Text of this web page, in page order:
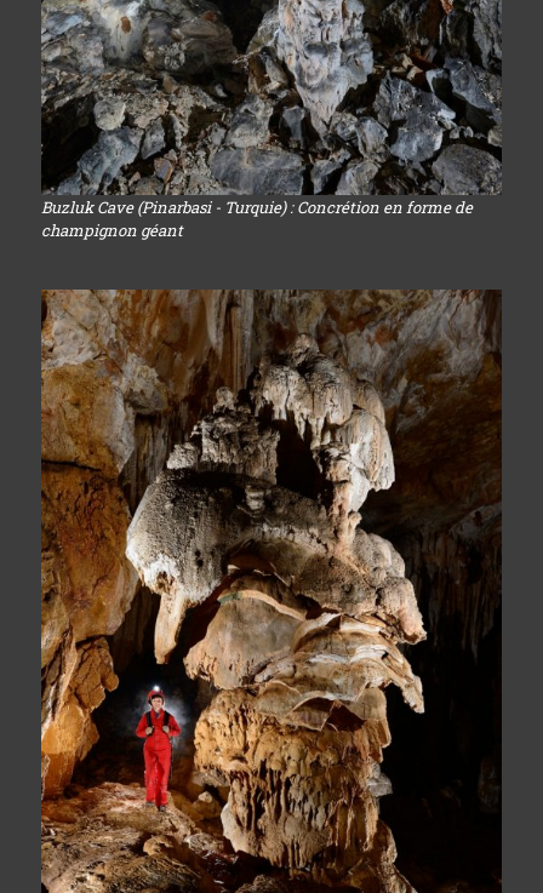
Buzluk Cave (Pinarbasi - Turquie) : Concrétion en forme de
champignon géant